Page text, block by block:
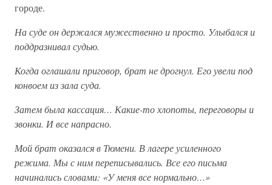
городе.
На суде он держался мужественно и просто. Улыбался и
поддразнивал судью.
Когда оглашали приговор, брат не дрогнул. Его увели под
конвоем из зала суда.
Затем была кассация… Какие-то хлопоты, переговоры и
звонки. И все напрасно.
Мой брат оказался в Тюмени. В лагере усиленного
режима. Мы с ним переписывались. Все его письма
начинались словами: «У меня все нормально…»